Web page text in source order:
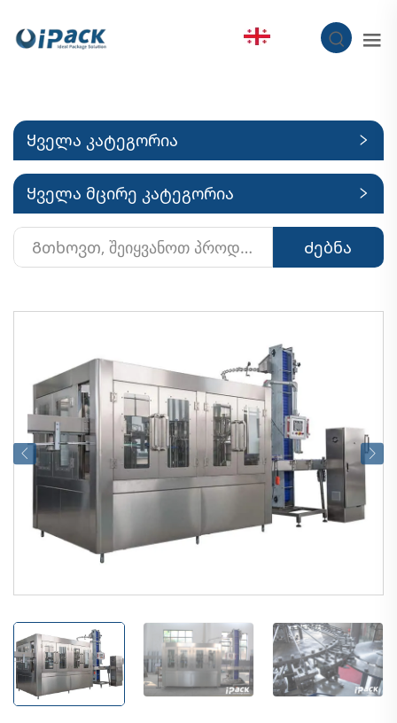
Ყველა კატეგორია
Ყველა მცირე კატეგორია
Ძებნა